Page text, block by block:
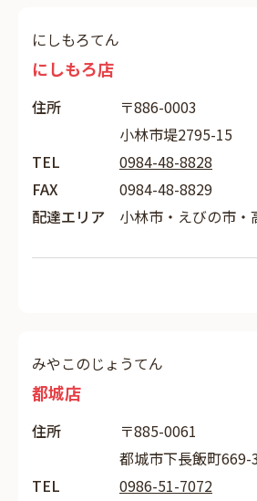
にしもろてん
にしもろ店
住所
〒886-0003
小林市堤2795-15
TEL
0984-48-8828
FAX
0984-48-8829
配達エリア
小林市・えびの市・
みやこのじょうてん
都城店
住所
〒885-0061
都城市下長飯町669-
TEL
0986-51-7072